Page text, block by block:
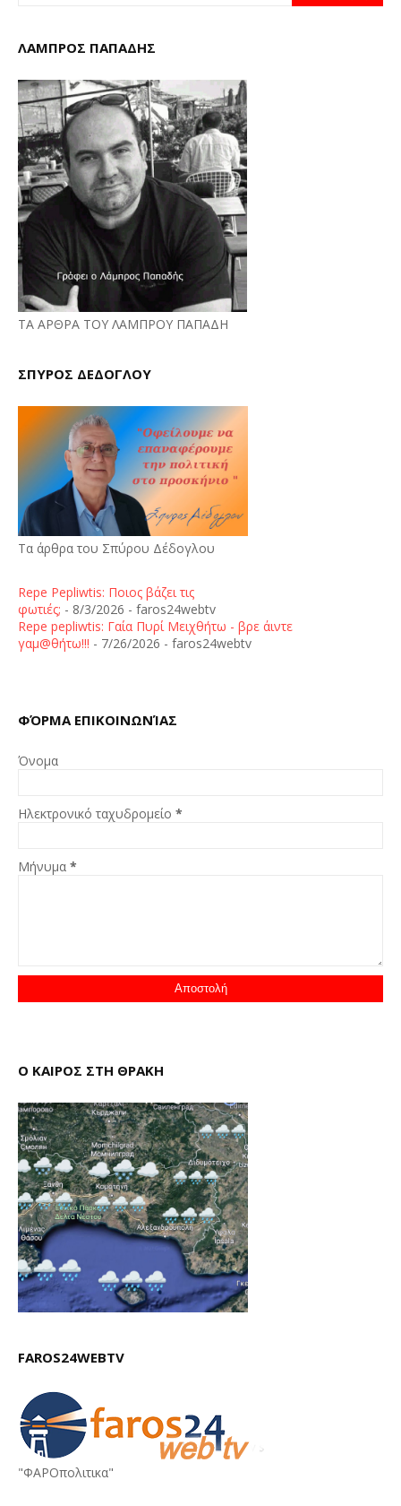
ΛΑΜΠΡΟΣ ΠΑΠΑΔΗΣ
ΤΑ ΑΡΘΡΑ ΤΟΥ ΛΑΜΠΡΟΥ ΠΑΠΑΔΗ
ΣΠΥΡΟΣ ΔΕΔΟΓΛΟΥ
Τα άρθρα του Σπύρου Δέδογλου
Repe Pepliwtis: Ποιος βάζει τις
φωτιές; - 8/3/2026 - faros24webtv
Repe pepliwtis: Γαία Πυρί Μειχθήτω - βρε άιντε
γαμ@θήτω!!! - 7/26/2026 - faros24webtv
ΦΌΡΜΑ ΕΠΙΚΟΙΝΩΝΊΑΣ
Όνομα
Ηλεκτρονικό ταχυδρομείο *
Μήνυμα *
Ο ΚΑΙΡΟΣ ΣΤΗ ΘΡΑΚΗ
FAROS24WEBTV
"ΦΑΡΟπολιτικα"